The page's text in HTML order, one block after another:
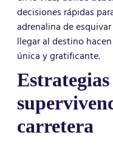
decisiones rápidas
adrenalina de
llegar al destino
única y gratificante.
carretera